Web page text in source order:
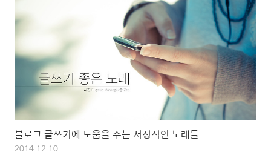
블로그 글쓰기에 도움을 주는 서정적인 노래들
2014.12.10